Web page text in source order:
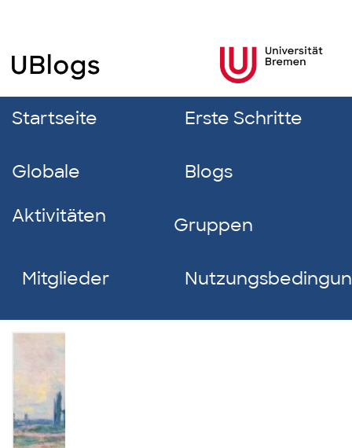
Startseite Erste Schritte
Globale
Aktivitäten
Blogs
Gruppen
Mitglieder